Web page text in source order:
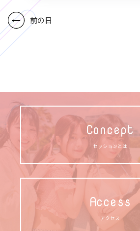
前の日
Concept
セッションとは
Access
アクセス